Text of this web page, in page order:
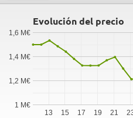
Evolución del precio
13 15 17 19 21
1 M€
1,2 M€
1,4 M€
1,6 M€